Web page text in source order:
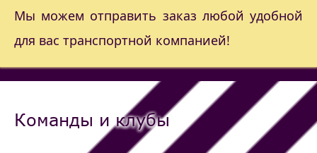
Мы можем отправить заказ любой удобной
для вас транспортной компанией!
Команды и клубы